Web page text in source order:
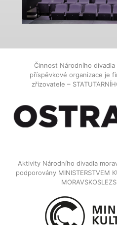
Činnost Národního divadla
příspěvkové organizace je
zřizovatele –
Aktivity Národního divadla
podporovány MINISTERSTVEM